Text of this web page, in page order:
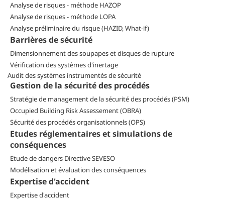
Analyse de risques - méthode HAZOP
Analyse de risques - méthode LOPA
Analyse préliminaire du risque (HAZID, What-if)
Barrières de sécurité
Dimensionnement des soupapes et disques de rupture
Vérification des systèmes d'inertage
Audit des systèmes instrumentés de sécurité
Gestion de la sécurité des procédés
Stratégie de management de la sécurité des procédés (PSM)
Occupied Building Risk Assessement (OBRA)
Sécurité des procédés organisationnels (OPS)
Etudes réglementaires et simulations de
conséquences
Etude de dangers Directive SEVESO
Modélisation et évaluation des conséquences
Expertise d'accident
Expertise d'accident